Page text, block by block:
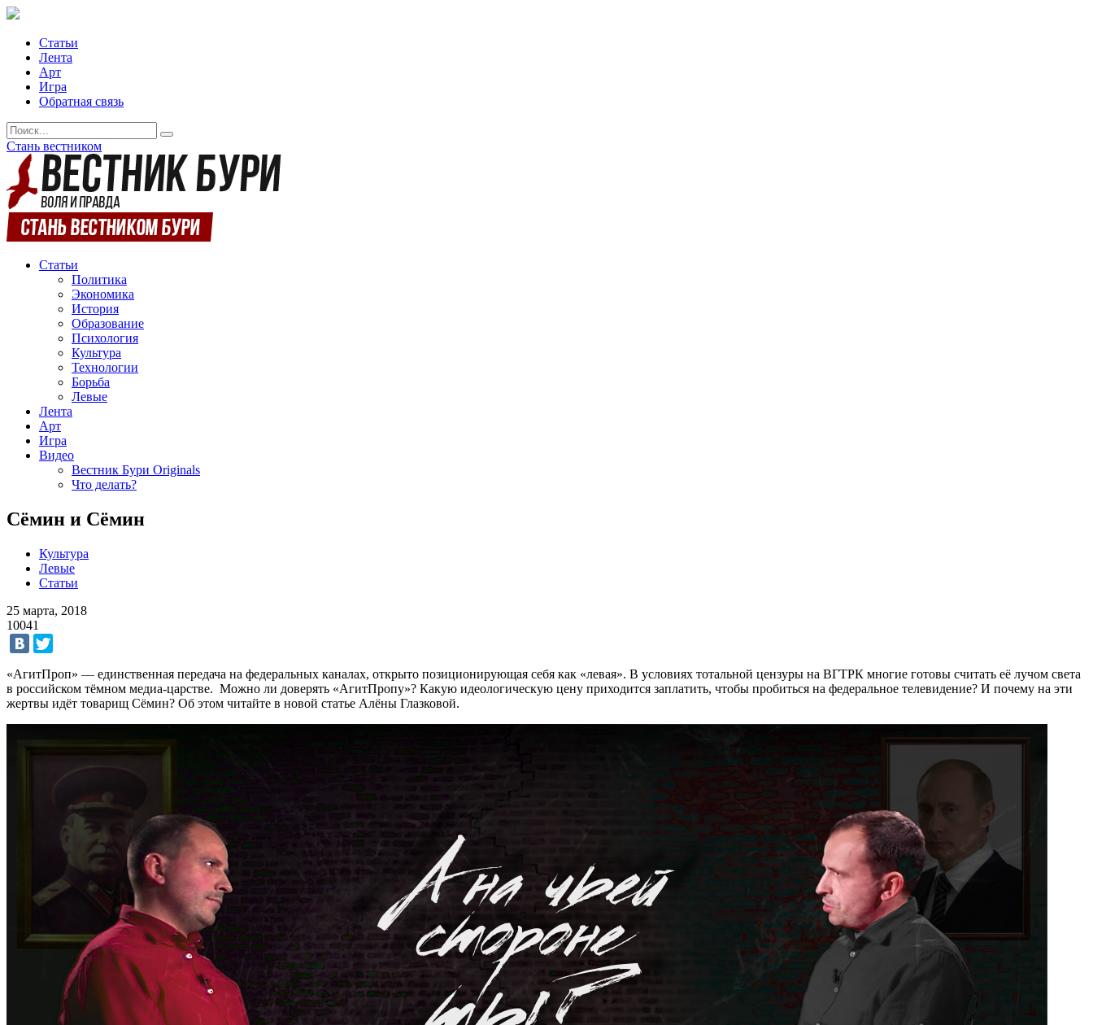
Статьи
Лента
Арт
Игра
Обратная связь
Стань вестником
Статьи
Политика
Экономика
История
Образование
Психология
Культура
Технологии
Борьба
Левые
Лента
Арт
Игра
Видео
Вестник Бури Originals
Что делать?
Сёмин и Сёмин
Культура
Левые
Статьи
25 марта, 2018
10041
«АгитПроп» — единственная передача на федеральных каналах, открыто позиционирующая себя как «левая». В условиях тотальной цензуры на ВГТРК многие готовы считать её лучом света
в российском тёмном медиа-царстве. Можно ли доверять «АгитПропу»? Какую идеологическую цену приходится заплатить, чтобы пробиться на федеральное телевидение? И почему на эти
жертвы идёт товарищ Сёмин? Об этом читайте в новой статье Алёны Глазковой.